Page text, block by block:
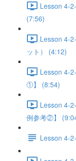
Lesson 4-
(7:56)
Lesson 4-
ット） (4:12)
Lesson 4-
①】 (8:54)
Lesson 4-
例参考②】
Lesson 4-